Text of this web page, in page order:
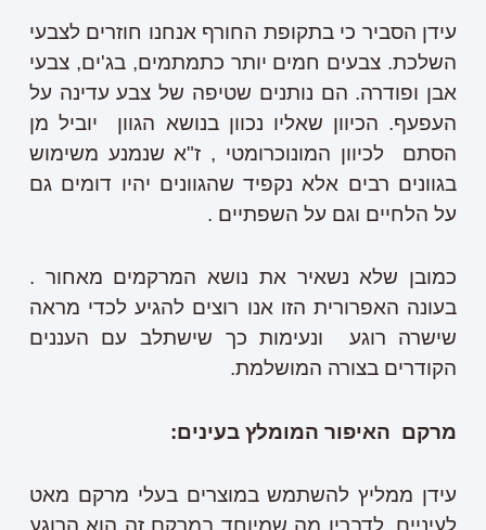
עידן הסביר כי בתקופת החורף אנחנו חוזרים לצבעי
השלכת. צבעים חמים יותר כתמתמים, בג'ים, צבעי
אבן ופודרה. הם נותנים שטיפה של צבע עדינה על
העפעף. הכיוון שאליו נכוון בנושא הגוון יוביל מן
הסתם לכיוון המונוכרומטי , ז"א שנמנע משימוש
בגוונים רבים אלא נקפיד שהגוונים יהיו דומים גם
על הלחיים וגם על השפתיים .
כמובן שלא נשאיר את נושא המרקמים מאחור .
בעונה האפרורית הזו אנו רוצים להגיע לכדי מראה
שישרה רוגע ונעימות כך שישתלב עם העננים
הקודרים בצורה המושלמת.
מרקם האיפור המומלץ בעינים:
עידן ממליץ להשתמש במוצרים בעלי מרקם מאט
לעיניים ,לדבריו מה שמיוחד במרקם זה הוא הרוגע